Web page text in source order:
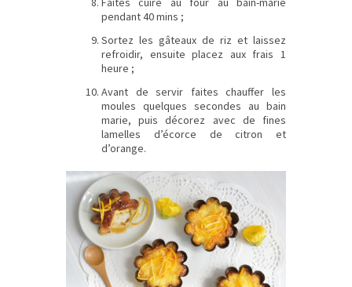
pendant 40 mins ;
Sortez les gâteaux de riz et laissez
refroidir, ensuite placez aux frais 1
heure ;
Avant de servir faites chauffer les
moules quelques secondes au bain
marie, puis décorez avec de fines
lamelles d’écorce de citron et
d’orange.